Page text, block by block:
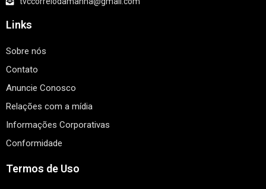
Links
Sobre nós
Contato
Anuncie Conosco
Relações com a mídia
Informações Corporativas
Conformidade
Termos de Uso